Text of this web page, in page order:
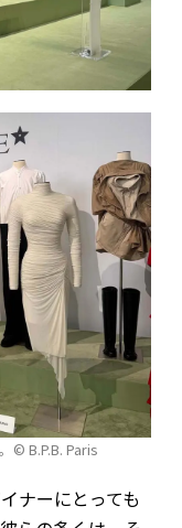
© B.P.B. Paris
ナーにとっても